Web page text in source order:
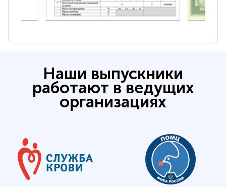
Наши выпускники
работают в ведущих
организациях